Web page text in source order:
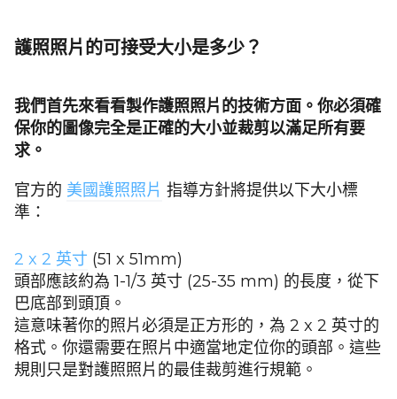
護照照片的可接受大小是多少？
我們首先來看看製作護照照片的技術方面。你必須確
保你的圖像完全是正確的大小並裁剪以滿足所有要
求。
官方的 美國護照照片 指導方針將提供以下大小標
準：
2 x 2 英寸 (51 x 51mm)
頭部應該約為 1-1/3 英寸 (25-35 mm) 的長度，從下
巴底部到頭頂。
這意味著你的照片必須是正方形的，為 2 x 2 英寸的
格式。你還需要在照片中適當地定位你的頭部。這些
規則只是對護照照片的最佳裁剪進行規範。